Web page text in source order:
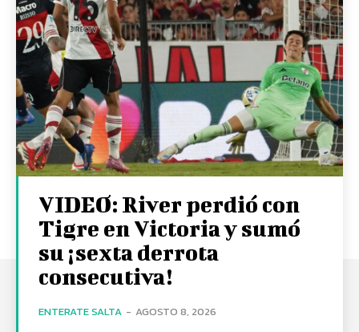
VIDEO: River perdió con
Tigre en Victoria y sumó
su ¡sexta derrota
consecutiva!
ENTERATE SALTA - AGOSTO 8, 2026